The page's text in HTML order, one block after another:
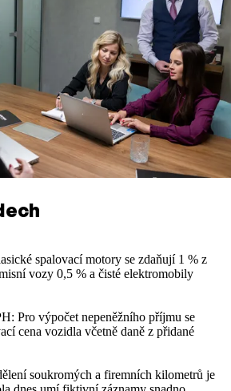
spalovací motory se zdaňují 1 % z
vozy 0,5 % a čisté elektromobily
Pro výpočet nepeněžního příjmu se
cena vozidla včetně daně z přidané
soukromých a firemních kilometrů je